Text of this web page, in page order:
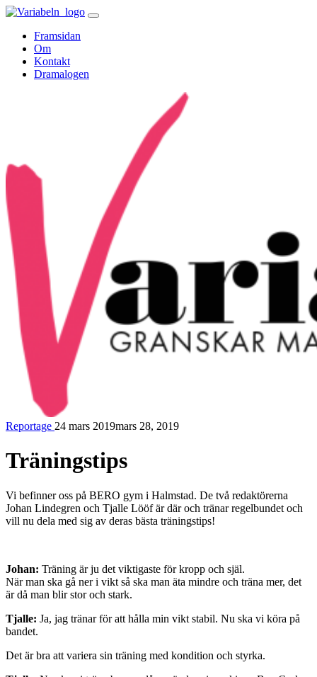
Skip
contentFramsidan
Om
Kontakt
Dramalogen
Reportage 24 mars 2019mars 28, 2019
Träningstips
Vi befinner oss på BERO gym i Halmstad. De två redaktörerna
Johan Lindegren och Tjalle Lööf är där och tränar regelbundet och
vill nu dela med sig av deras bästa träningstips!
Johan: Träning är ju det viktigaste för kropp och själ.
När man ska gå ner i vikt så ska man äta mindre och träna mer, det
är då man blir stor och stark.
Tjalle: Ja, jag tränar för att hålla min vikt stabil. Nu ska vi köra på
bandet.
Det är bra att variera sin träning med kondition och styrka.